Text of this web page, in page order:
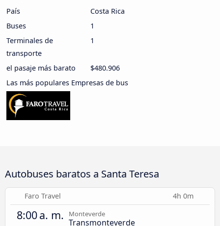
País
Costa Rica
Buses
1
Terminales de
transporte
1
el pasaje más barato
$480.906
Las más populares Empresas de bus
Autobuses baratos a Santa Teresa
Faro Travel 4h 0m
8:00 a. m. Monteverde
Transmonteverde